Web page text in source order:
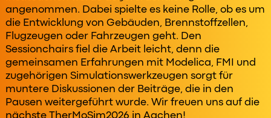
angenommen. Dabei spielte es keine Rolle, ob es um
die Entwicklung von Gebäuden, Brennstoffzellen,
Flugzeugen oder Fahrzeugen geht. Den
Sessionchairs fiel die Arbeit leicht, denn die
gemeinsamen Erfahrungen mit Modelica, FMI und
zugehörigen Simulationswerkzeugen sorgt für
muntere Diskussionen der Beiträge, die in den
Pausen weitergeführt wurde. Wir freuen uns auf die
nächste TherMoSim2026 in Aachen!